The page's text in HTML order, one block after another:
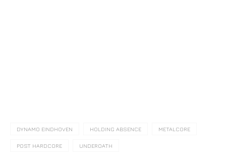
DYNAMO EINDHOVEN HOLDING ABSENCE METALCORE
POST HARDCORE UNDEROATH